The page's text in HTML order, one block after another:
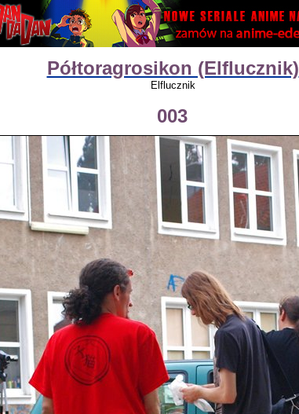
Półtoragrosikon (Elflucznik)
Elflucznik
003